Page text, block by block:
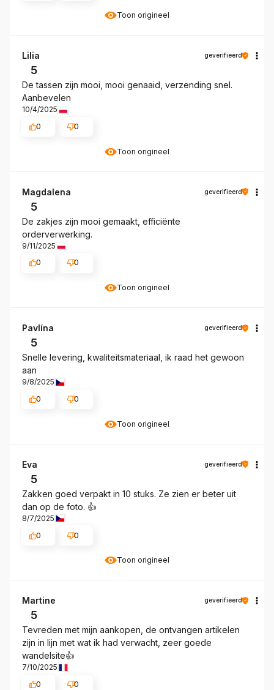
Toon origineel
Toon origineel
Lilia geverifieerd
5
De tassen zijn mooi, mooi genaaid, verzending snel.
Aanbevelen
10/4/2025
0
0
Toon origineel
Magdalena geverifieerd
5
De zakjes zijn mooi gemaakt, efficiënte
orderverwerking.
9/11/2025
0
0
Toon origineel
Pavlína geverifieerd
5
Snelle levering, kwaliteitsmateriaal, ik raad het gewoon
aan
9/8/2025
0
0
Toon origineel
Eva geverifieerd
5
Zakken goed verpakt in 10 stuks. Ze zien er beter uit
dan op de foto. 👍️
8/7/2025
0
0
Martine geverifieerd
5
Tevreden met mijn aankopen, de ontvangen artikelen
zijn in lijn met wat ik had verwacht, zeer goede
wandelsite👍️
7/10/2025
0
0